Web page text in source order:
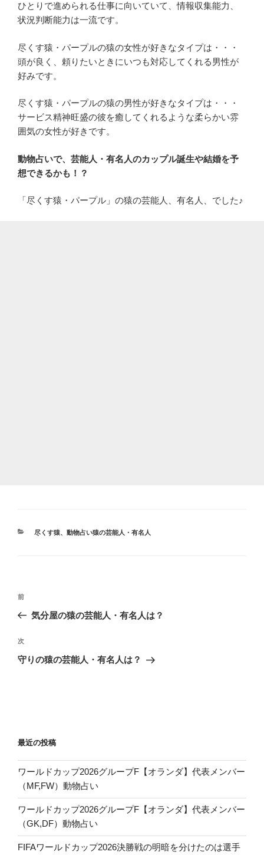
ひとりで進められる仕事に向いていて、情報収集能力、
状況判断能力は一流です。
尽くす猿・パープルの猿の女性が好きなタイプは・・・
頭が良く、頼りたいときにいつも対応してくれる男性が
好みです。
尽くす猿・パープルの猿の男性が好きなタイプは・・・
サービス精神旺盛の彼を癒してくれるような柔らかい雰
囲気の女性が好きです。
動物占いで、芸能人・有名人のカップル誕生や結婚を予
想できるかも！？
「尽くす猿・パープル」の猿の芸能人、有名人、でした♪
カ
尽くす猿、 動物占い猿の芸能人・有名人
投
ビ
ゲ
前
の
稿
前
気分屋の猿の芸能人・有名人は？
次
の
次
守りの猿の芸能人・有名人は？
最近の投稿
ワールドカップ2026グループF【オランダ】代表メンバー
（MF,FW）動物占い
ワールドカップ2026グループF【オランダ】代表メンバー
（GK,DF）動物占い
FIFAワールドカップ2026決勝戦の明暗を分けたのは選手